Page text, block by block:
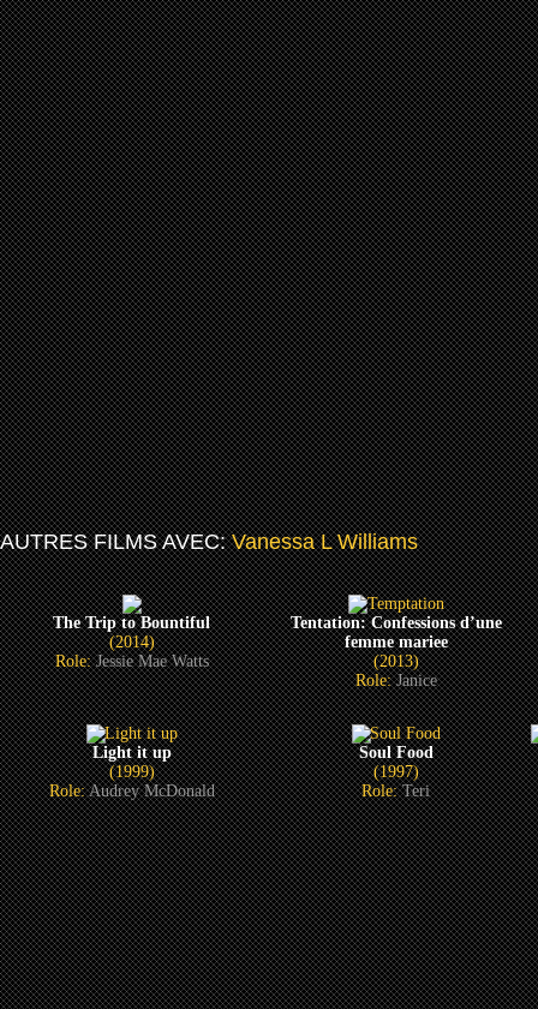
AUTRES FILMS AVEC:Vanessa L Williams
The Trip to Bountiful
(2014)
Role:Jessie Mae Watts
Tentation: Confessions d’une
femme mariee
(2013)
Role:Janice
Light it up
(1999)
Role:Audrey McDonald
Soul Food
(1997)
Role:Teri